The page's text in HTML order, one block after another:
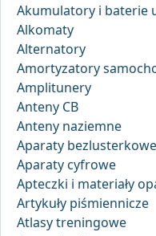
Akumulatory i baterie
Alkomaty
Alternatory
Amortyzatory
Amplitunery
Anteny CB
Anteny naziemne
Aparaty bezlusterkowe
Aparaty cyfrowe
Apteczki i materiały
Artykuły piśmiennicze
Atlasy treningowe